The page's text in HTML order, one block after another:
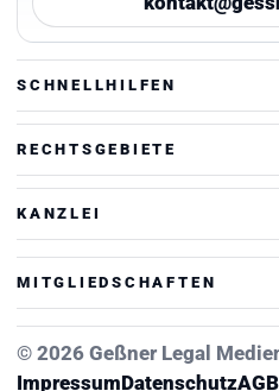
SCHNELLHILFEN
RECHTSGEBIETE
KANZLEI
MITGLIEDSCHAFTEN
© 2026 Geßner Legal
ImpressumDatenschutzAGB